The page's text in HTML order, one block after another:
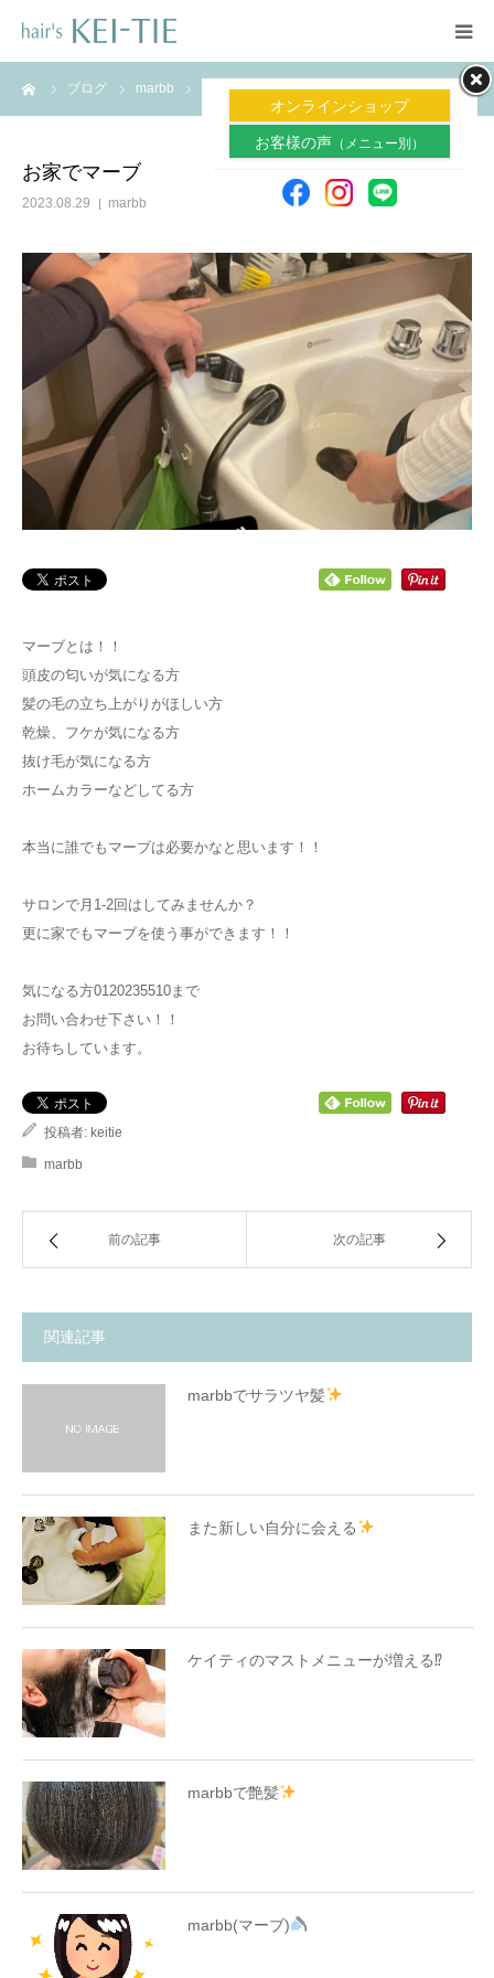
ブログ marbb お家でマーブ
お家でマーブ
2023.08.29 marbb
マーブとは！！
頭皮の匂いが気になる方
髪の毛の立ち上がりがほしい方
乾燥、フケが気になる方
抜け毛が気になる方
ホームカラーなどしてる方
本当に誰でもマーブは必要かなと思います！！
サロンで月1-2回はしてみませんか？
更に家でもマーブを使う事ができます！！
気になる方0120235510まで
お問い合わせ下さい！！
お待ちしています。
投稿者: keitie
marbb
前の記事 次の記事
関連記事
marbbでサラツヤ髪
また新しい自分に会える
ケイティのマストメニューが増える⁉︎
marbbで艶髪
marbb(マーブ)
ホーム
お客様の声
スタッフ
サロン案内
よくある質問
ブログ
オンラインショップ
お客様の声 （メニュー別）